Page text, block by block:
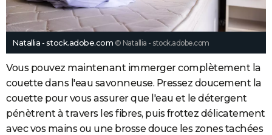
Natallia - stock.adobe.com © Natallia - stock.adobe.com
Vous pouvez maintenant immerger complètement la
couette dans l'eau savonneuse. Pressez doucement la
couette pour vous assurer que l'eau et le détergent
pénètrent à travers les fibres, puis frottez délicatement
avec vos mains ou une brosse douce les zones tachées